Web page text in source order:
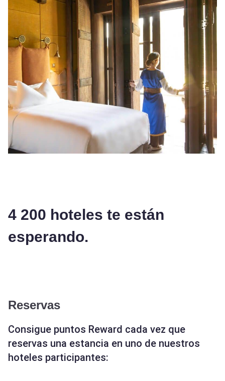
4 200 hoteles te están
esperando.
Reservas
Consigue puntos Reward cada vez que
reservas una estancia en uno de nuestros
hoteles participantes: